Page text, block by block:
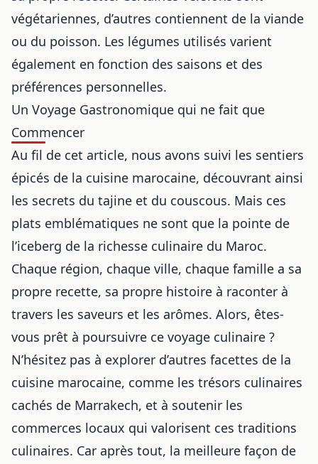
végétariennes, d’autres contiennent de la viande
ou du poisson. Les légumes utilisés varient
également en fonction des saisons et des
préférences personnelles.
Un Voyage Gastronomique qui ne fait que
Commencer
Au fil de cet article, nous avons suivi les sentiers
épicés de la cuisine marocaine, découvrant ainsi
les secrets du tajine et du couscous. Mais ces
plats emblématiques ne sont que la pointe de
l’iceberg de la richesse culinaire du Maroc.
Chaque région, chaque ville, chaque famille a sa
propre recette, sa propre histoire à raconter à
travers les saveurs et les arômes. Alors, êtes-
vous prêt à poursuivre ce voyage culinaire ?
N’hésitez pas à explorer d’autres facettes de la
cuisine marocaine, comme les trésors culinaires
cachés de Marrakech, et à soutenir les
commerces locaux qui valorisent ces traditions
culinaires. Car après tout, la meilleure façon de